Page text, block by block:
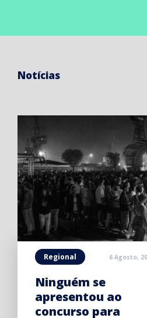
Notícias
Regional 6 Agosto,
Ninguém se
apresentou ao
concurso para